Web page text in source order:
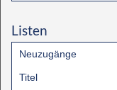
Listen
Neuzugänge
Titel